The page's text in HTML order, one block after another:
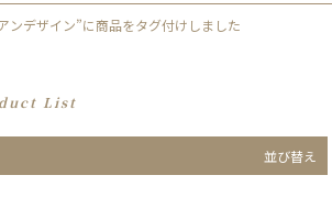
ンデザイン”に商品をタグ付けしました
List
並び替え